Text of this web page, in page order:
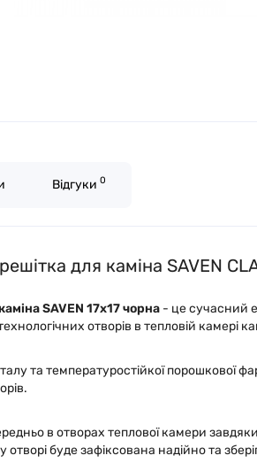
Відгуки 0
для каміна SAVEN
SAVEN 17х17 чорна - це сучасний
отворів в тепловій камері
та температуростійкої порошкової
в отворах теплової камери
буде зафіксована надійно та